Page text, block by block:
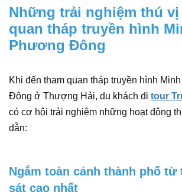
Những trải nghiệm thú
quan tháp truyền hình
Phương Đông
Khi đến tham quan tháp truyền hình
Đông ở Thượng Hải, du khách đi tour
có cơ hội trải nghiệm những hoạt động
dẫn:
Ngắm toàn cảnh thành phố từ
sát cao nhất